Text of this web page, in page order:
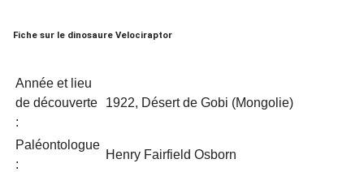
Fiche sur le dinosaure Velociraptor
Année et lieu
de découverte
:
1922, Désert de Gobi (Mongolie)
Paléontologue
:
Henry Fairfield Osborn